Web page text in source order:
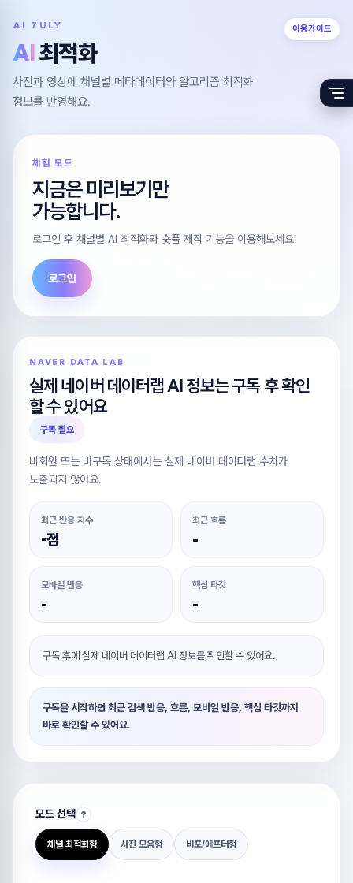
AI 7ULY
AI최적화
사진과 영상에 채널별 메타데이터와 알고리즘 최적화
정보를 반영해요.
이용가이드
체험 모드
지금은 미리보기만
가능합니다.
로그인 후 채널별 AI 최적화와 숏폼 제작 기능을 이용해보세요.
로그인
NAVER DATA LAB
실제 네이버 데이터랩 AI 정보는 구독 후 확인
할 수 있어요
구독 필요
비회원 또는 비구독 상태에서는 실제 네이버 데이터랩 수치가
노출되지 않아요.
최근 반응 지수
-점
최근 흐름
-
모바일 반응
-
핵심 타깃
-
구독 후에 실제 네이버 데이터랩 AI 정보를 확인할 수 있어요.
구독을 시작하면 최근 검색 반응, 흐름, 모바일 반응, 핵심 타깃까지
바로 확인할 수 있어요.
모드 선택 ?
채널 최적화형 사진 모음형 비포/애프터형